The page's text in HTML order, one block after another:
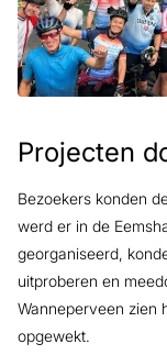
Projecten
Bezoekers konden
werd er in de
georganiseerd,
uitproberen en
Wanneperveen zien
opgewekt.